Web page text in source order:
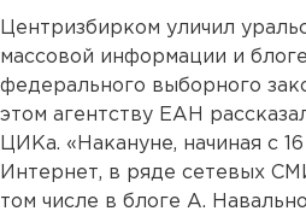
Центризбирком уличил
массовой информации и
федерального выборного
этом агентству ЕАН
ЦИКа. «Накануне, начиная с
Интернет, в ряде сетевых
том числе в блоге А.